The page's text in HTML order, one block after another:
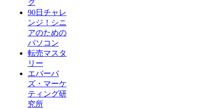
グ
90日チャレ
ンジ！シニ
アのための
パソコン
転売マスタ
リー
エバーバ
ズ・マーケ
ティング研
究所